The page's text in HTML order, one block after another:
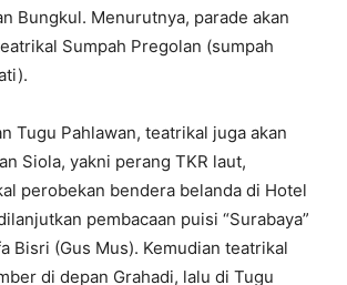
Bungkul. Menurutnya, parade akan
Sumpah Pregolan (sumpah
Tugu Pahlawan, teatrikal juga akan
Siola, yakni perang TKR laut,
perobekan bendera belanda di Hotel
pembacaan puisi “Surabaya”
Bisri (Gus Mus). Kemudian teatrikal
di depan Grahadi, lalu di Tugu